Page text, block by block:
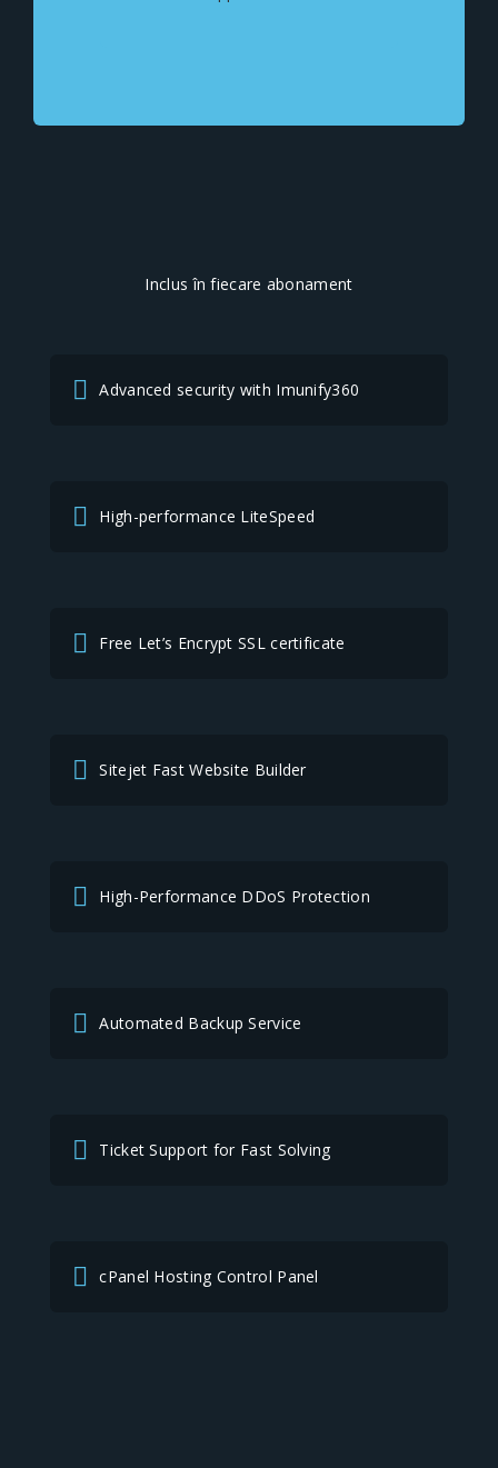
Inclus în fiecare abonament
Advanced security with Imunify360
High-performance LiteSpeed
Free Let’s Encrypt SSL certificate
Sitejet Fast Website Builder
High-Performance DDoS Protection
Automated Backup Service
Ticket Support for Fast Solving
cPanel Hosting Control Panel